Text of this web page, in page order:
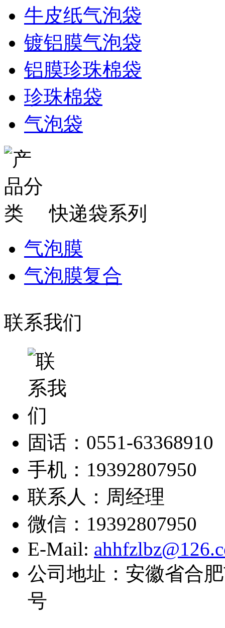
牛皮纸气泡袋
镀铝膜气泡袋
铝膜珍珠棉袋
珍珠棉袋
气泡袋
快递袋系列
气泡膜
气泡膜复合
联系我们
固话：0551-63368910
手机：19392807950
联系人：周经理
微信：19392807950
E-Mail:
公司地址：安徽省合
号